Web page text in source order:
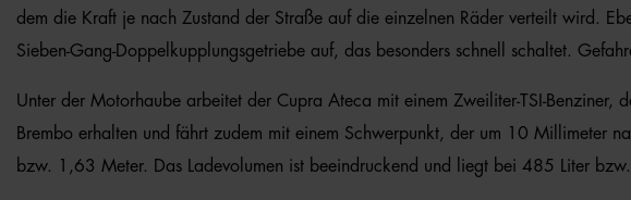
dem die Kraft je nach Zustand der Straße auf die einzelnen Räder verteilt wird.
Sieben-Gang-Doppelkupplungsgetriebe auf, das besonders schnell schaltet.
Unter der Motorhaube arbeitet der Cupra Ateca mit einem Zweiliter-TSI-
Brembo erhalten und fährt zudem mit einem Schwerpunkt, der um 10
bzw. 1,63 Meter. Das Ladevolumen ist beeindruckend und liegt bei 485 Liter